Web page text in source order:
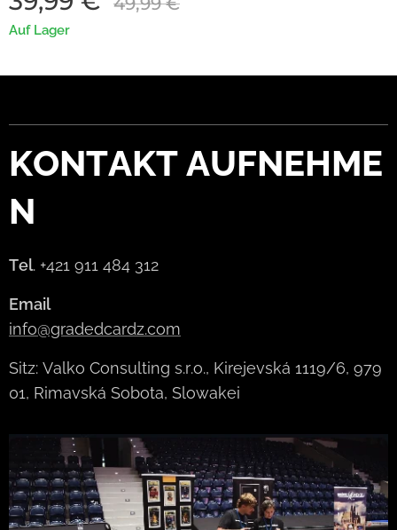
Auf Lager
KONTAKTAUFNEHME
N
Tel. +421 911 484 312
Email
info@gradedcardz.com
Sitz: Valko Consulting s.r.o., Kirejevská 1119/6, 979
01, Rimavská Sobota, Slowakei